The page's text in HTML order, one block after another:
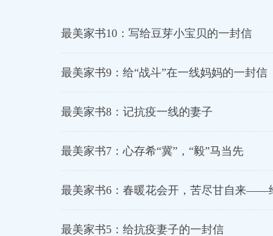
最美家书10：写给豆芽小宝贝的一封信
最美家书9：给“战斗”在一线妈妈的一封信
最美家书8：记抗疫一线的妻子
最美家书7：心存希“冀”，“毅”马当先
最美家书6：春暖花会开，苦尽甘自来——
最美家书5：给抗疫妻子的一封信